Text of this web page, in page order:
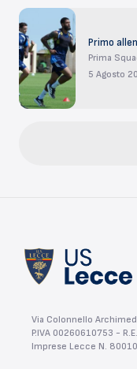
Primo
Prima
5 Agosto
Via Colonnello
P.IVA 00260610753 -
Imprese Lecce N.